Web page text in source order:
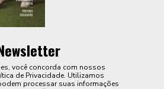
você concorda com nossos
de Privacidade. Utilizamos
processar suas informações